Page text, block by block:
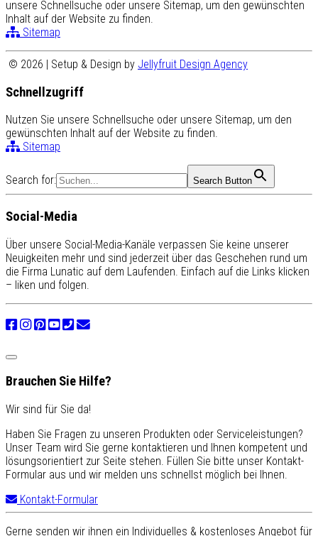
unsere Schnellsuche oder unsere Sitemap, um den gewünschten
Inhalt auf der Website zu finden.
Sitemap
© 2026 | Setup & Design by Jellyfruit Design Agency
Schnellzugriff
Nutzen Sie unsere Schnellsuche oder unsere Sitemap, um den
gewünschten Inhalt auf der Website zu finden.
Sitemap
Search for: Search Button
Social-Media
Über unsere Social-Media-Kanäle verpassen Sie keine unserer
Neuigkeiten mehr und sind jederzeit über das Geschehen rund um
die Firma Lunatic auf dem Laufenden. Einfach auf die Links klicken
– liken und folgen.
Brauchen Sie Hilfe?
Wir sind für Sie da!
Haben Sie Fragen zu unseren Produkten oder Serviceleistungen?
Unser Team wird Sie gerne kontaktieren und Ihnen kompetent und
lösungsorientiert zur Seite stehen. Füllen Sie bitte unser Kontakt-
Formular aus und wir melden uns schnellst möglich bei Ihnen.
Kontakt-Formular
Gerne senden wir ihnen ein Individuelles & kostenloses Angebot für